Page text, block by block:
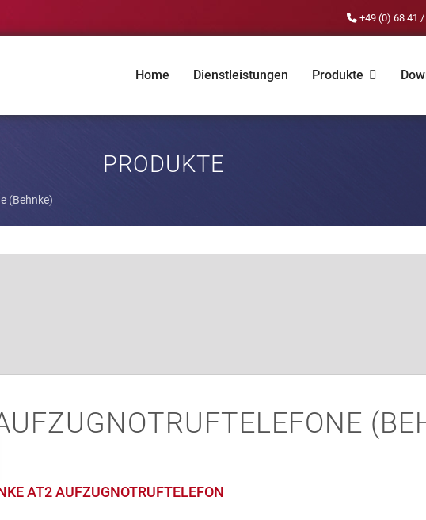
+49 (0) 68 41
Home Dienstleistungen Produkte
PRODUKTE
(Behnke)
AT2 AUFZUGNOTRUFTELEFON